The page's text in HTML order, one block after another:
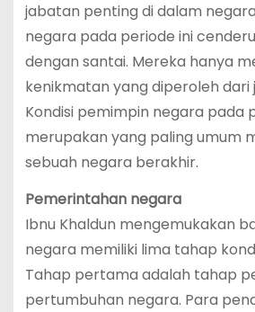
jabatan penting di dalam
negara pada periode ini
dengan santai. Mereka hanya
kenikmatan yang diperoleh dari
Kondisi pemimpin negara pada
merupakan yang paling umum
sebuah negara berakhir.
Pemerintahan negara
Ibnu Khaldun mengemukakan
negara memiliki lima tahap
Tahap pertama adalah tahap
pertumbuhan negara. Para